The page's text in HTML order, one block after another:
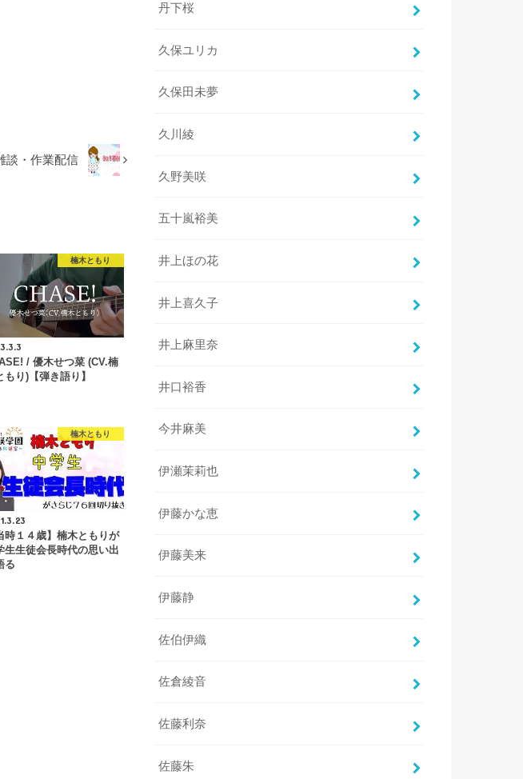
談・作業配信
楠木ともり
/ 優木せつ菜 (CV.楠
もり)【弾き語り】
楠木ともり
時１４歳】楠木ともりが
生生徒会長時代の思い出
る
丹下桜
久保ユリカ
久保田未夢
久川綾
久野美咲
五十嵐裕美
井上ほの花
井上喜久子
井上麻里奈
井口裕香
今井麻美
伊瀬茉莉也
伊藤かな恵
伊藤美来
伊藤静
佐伯伊織
佐倉綾音
佐藤利奈
佐藤朱